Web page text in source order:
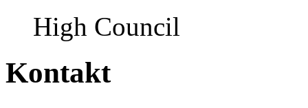
High Council
Kontakt